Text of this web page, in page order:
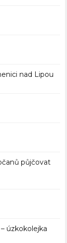
nad Lipou
půjčovat
úzkokolejka